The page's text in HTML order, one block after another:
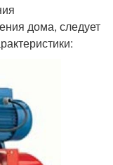
дома, следует